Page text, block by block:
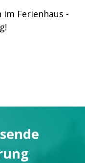
im Ferienhaus -